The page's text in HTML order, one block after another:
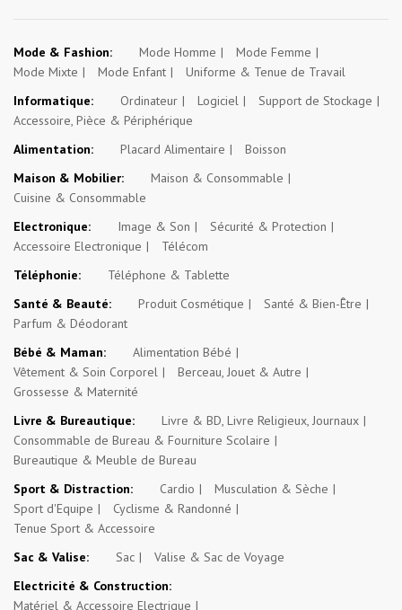
Mode & Fashion: Mode Homme
Mode Femme
Mode Mixte
Mode Enfant
Uniforme & Tenue de Travail
Informatique:
Ordinateur Logiciel
Support de Stockage
Accessoire, Pièce & Périphérique
Alimentation:
Placard Alimentaire
Boisson
Maison & Mobilier:
Maison & Consommable
Cuisine & Consommable
Electronique:
Image & Son
Sécurité & Protection
Accessoire Electronique
Télécom
Téléphonie:
Téléphone & Tablette
Santé & Beauté:
Produit Cosmétique
Santé & Bien-Être
Parfum & Déodorant
Bébé & Maman:
Alimentation Bébé
Vêtement & Soin Corporel
Berceau, Jouet & Autre
Grossesse & Maternité
Livre & Bureautique:
Livre & BD, Livre Religieux, Journaux
Consommable de Bureau & Fourniture Scolaire
Bureautique & Meuble de Bureau
Sport & Distraction:
Cardio
Musculation & Sèche
Sport d'Equipe
Cyclisme & Randonné
Tenue Sport & Accessoire
Sac & Valise:
Sac
Valise & Sac de Voyage
Electricité & Construction:
Matériel & Accessoire Electrique